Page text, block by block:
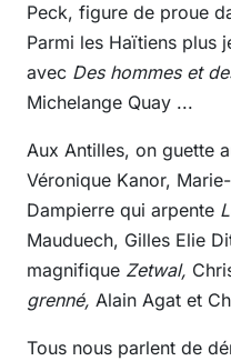
Peck, figure de proue
Parmi les Haïtiens plus
avec Des hommes et
Michelange Quay ...
Aux Antilles, on guette
Véronique Kanor,
Dampierre qui arpente
Mauduech, Gilles Elie
magnifique Zetwal,
grenné, Alain Agat et
Tous nous parlent de